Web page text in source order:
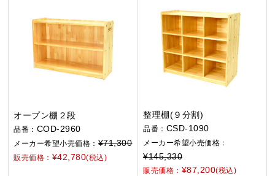
オープン棚２段
品番： COD-2960
メーカー希望小売価格： ¥71,300
販売価格： ¥42,780(税込)
整理棚(９分割)
品番： CSD-1090
メーカー希望小売価格：
¥145,330
販売価格： ¥87,200(税込)